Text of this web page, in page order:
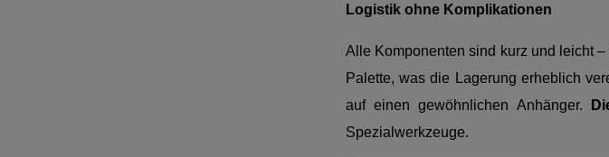
Logistik ohne Komplikationen
Alle Komponenten sind kurz und leicht
Palette, was die Lagerung erheblich
auf einen gewöhnlichen Anhänger.
Spezialwerkzeuge.